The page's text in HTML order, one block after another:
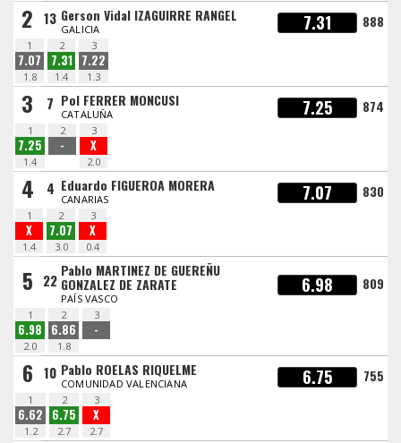
2 13 Gerson Vidal IZAGUIRRE RANGEL
GALICIA 7.31 888
1
7.07
1.8
2
7.31
1.4
3
7.22
1.3
3 7 Pol FERRER MONCUSI
CATALUÑA 7.25 874
1
7.25
1.4
2
-
3
X
2.0
4 4 Eduardo FIGUEROA MORERA
CANARIAS 7.07 830
1
X
1.4
2
7.07
3.0
3
X
0.4
5 22
Pablo MARTINEZ DE GUEREÑU
GONZALEZ DE ZARATE
PAÍS VASCO
6.98 809
1
6.98
2.0
2
6.86
1.8
3
-
6 10 Pablo ROELAS RIQUELME
COMUNIDAD VALENCIANA 6.75 755
1
6.62
1.2
2
6.75
2.7
3
X
2.7